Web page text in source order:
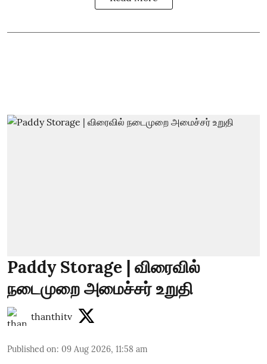
Paddy Storage | விரைவில்
நடைமுறை அமைச்சர் உறுதி
thanthitv
Published on: 09 Aug 2026, 11:58 am